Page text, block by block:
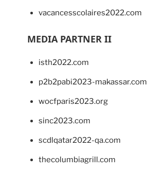
vacancesscolaires2022.com
MEDIA PARTNER II
isth2022.com
p2b2pabi2023-makassar.com
wocfparis2023.org
sinc2023.com
scdlqatar2022-qa.com
thecolumbiagrill.com